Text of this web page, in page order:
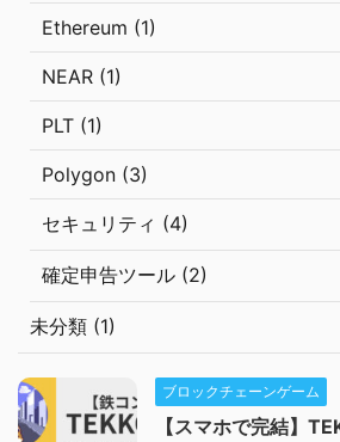
Ethereum (1)
NEAR (1)
PLT (1)
Polygon (3)
セキュリティ (4)
確定申告ツール (2)
未分類 (1)
ブロックチェーンゲーム
【スマホで完結】